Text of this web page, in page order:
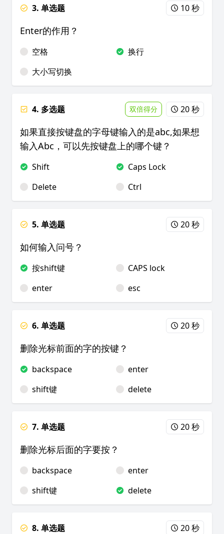
3. 单选题 10 秒
Enter的作用？
空格
换行
大小写切换
4. 多选题 双倍得分 20 秒
如果直接按键盘的字母键输入的是abc,如果想
输入Abc，可以先按键盘上的哪个键？
Shift
Caps Lock
Delete
Ctrl
5. 单选题 20 秒
如何输入问号？
按shift键
CAPS lock
enter
esc
6. 单选题 20 秒
删除光标前面的字的按键？
backspace
enter
shift键
delete
7. 单选题 20 秒
删除光标后面的字要按？
backspace
enter
shift键
delete
8. 单选题 20 秒